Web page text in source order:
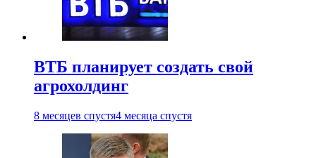
ВТБ планирует создать свой
агрохолдинг
8 месяцев спустя4 месяца спустя